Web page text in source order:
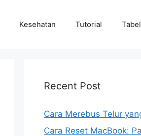
Kesehatan Tutorial
Recent Post
Cara Merebus Telur
Cara Reset MacBook: